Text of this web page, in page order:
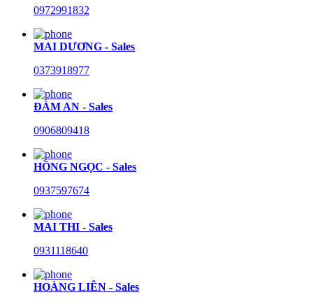
0972991832
MAI DƯƠNG - Sales
0373918977
ĐÀM AN - Sales
0906809418
HỒNG NGỌC - Sales
0937597674
MAI THI - Sales
0931118640
HOÀNG LIÊN - Sales